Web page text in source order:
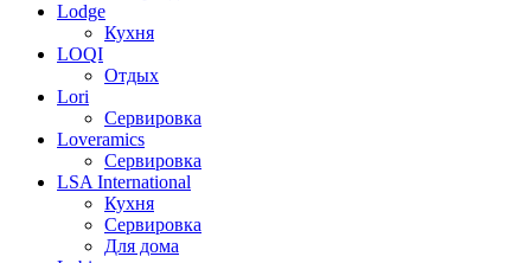
Lodge
Кухня
LOQI
Отдых
Lori
Сервировка
Loveramics
Сервировка
LSA International
Кухня
Сервировка
Для дома